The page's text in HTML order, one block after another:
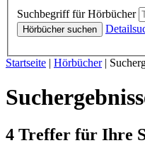
Suchbegriff für Hörbücher
Hörbücher suchen
Sie sind hier:
Startseite | Hörbücher|
4 Treffer für Ihre